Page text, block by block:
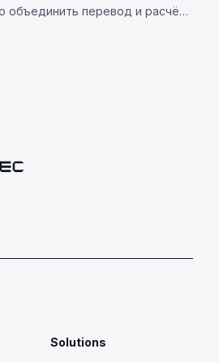
объединить перевод и расчёт,
Solutions